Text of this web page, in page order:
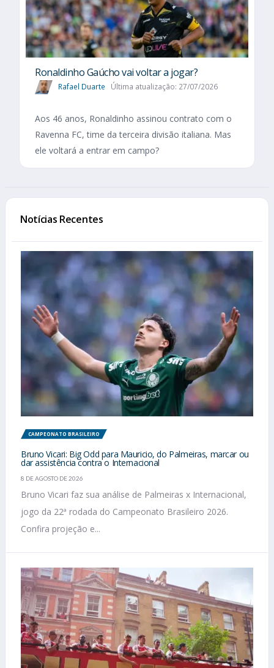
Ronaldinho Gaúcho vai voltar a jogar?
Rafael Duarte Última atualização: 27/07/2026
Aos 46 anos, Ronaldinho assinou contrato com o
Ravenna FC, time da terceira divisão italiana. Mas
ele voltará a entrar em campo?
Notícias Recentes
CAMPEONATO BRASILEIRO
Bruno Vicari: Big Odd para Mauricio, do Palmeiras, marcar ou
dar assistência contra o Internacional
8 DE AGOSTO DE 2026
Bruno Vicari faz sua análise de Palmeiras x Internacional,
jogo da 22ª rodada do Campeonato Brasileiro 2026.
Confira projeção e...